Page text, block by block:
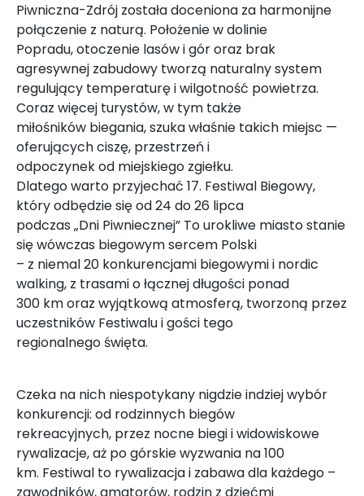
Piwniczna-Zdrój została doceniona za harmonijne
połączenie z naturą. Położenie w dolinie
Popradu, otoczenie lasów i gór oraz brak
agresywnej zabudowy tworzą naturalny system
regulujący temperaturę i wilgotność powietrza.
Coraz więcej turystów, w tym także
miłośników biegania, szuka właśnie takich miejsc —
oferujących ciszę, przestrzeń i
odpoczynek od miejskiego zgiełku.
Dlatego warto przyjechać 17. Festiwal Biegowy,
który odbędzie się od 24 do 26 lipca
podczas „Dni Piwniecznej” To urokliwe miasto stanie
się wówczas biegowym sercem Polski
– z niemal 20 konkurencjami biegowymi i nordic
walking, z trasami o łącznej długości ponad
300 km oraz wyjątkową atmosferą, tworzoną przez
uczestników Festiwalu i gości tego
regionalnego święta.
Czeka na nich niespotykany nigdzie indziej wybór
konkurencji: od rodzinnych biegów
rekreacyjnych, przez nocne biegi i widowiskowe
rywalizacje, aż po górskie wyzwania na 100
km. Festiwal to rywalizacja i zabawa dla każdego –